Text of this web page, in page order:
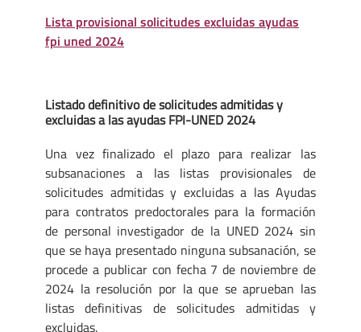
Lista provisional solicitudes excluidas ayudas
fpi uned 2024
Listado definitivo de solicitudes admitidas y
excluidas a las ayudas FPI-UNED 2024
Una vez finalizado el plazo para realizar las
subsanaciones a las listas provisionales de
solicitudes admitidas y excluidas a las Ayudas
para contratos predoctorales para la formación
de personal investigador de la UNED 2024 sin
que se haya presentado ninguna subsanación, se
procede a publicar con fecha 7 de noviembre de
2024 la resolución por la que se aprueban las
listas definitivas de solicitudes admitidas y
excluidas.